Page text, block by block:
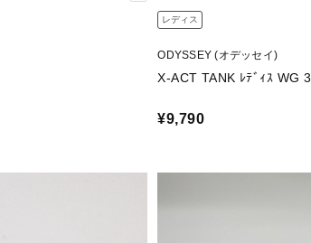
レディス
ODYSSEY (オデッセイ)
¥9,790